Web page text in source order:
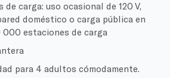
de carga: uso ocasional de 120 V,
doméstico o carga pública en
000 estaciones de carga
para 4 adultos cómodamente.